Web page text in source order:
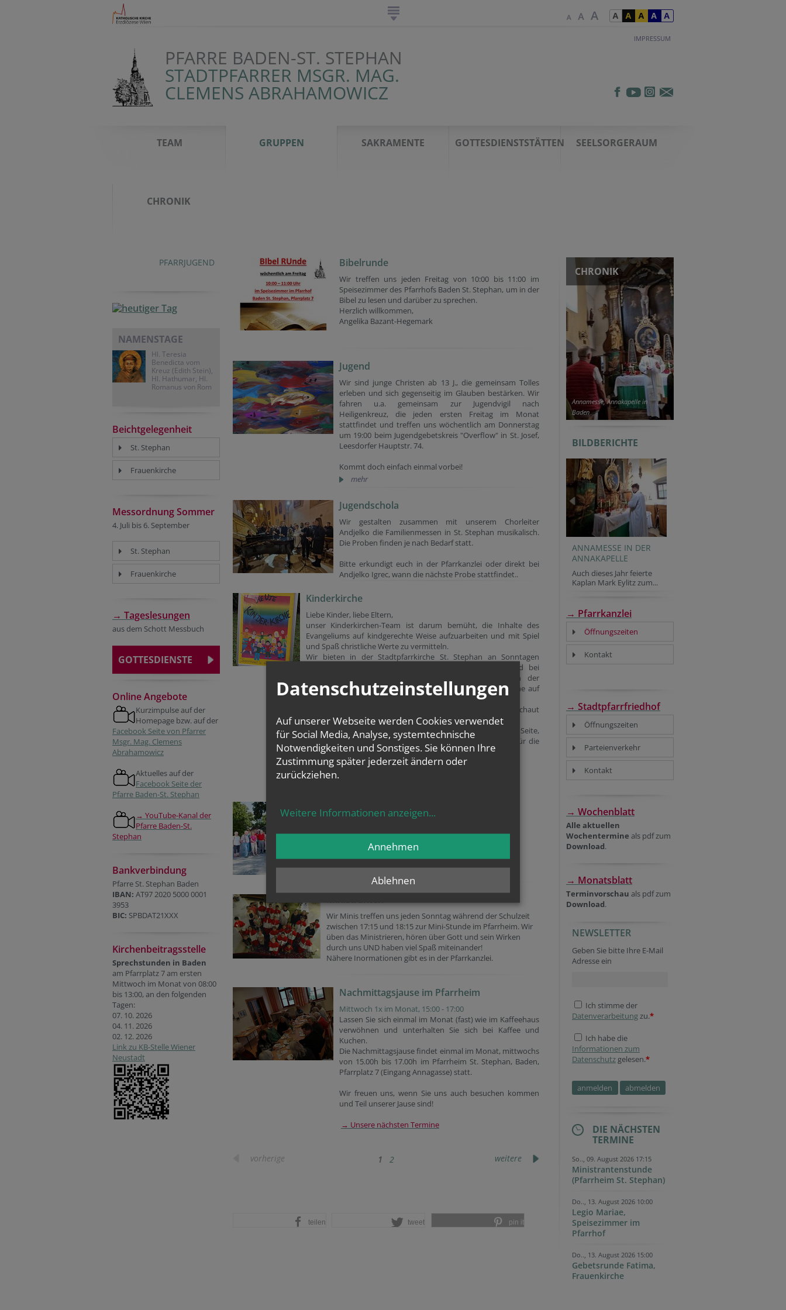
IMPRESSUM
PFARRE BADEN-ST. STEPHAN
STADTPFARRER MSGR. MAG.
CLEMENS ABRAHAMOWICZ
TEAM GRUPPEN SAKRAMENTE GOTTESDIENSTSTÄTTEN SEELSORGERAUM
CHRONIK
PFARRJUGEND
NAMENSTAGE
Hl. Teresia
Benedicta vom
Kreuz (Edith Stein),
Hl. Hathumar, Hl.
Romanus von Rom
Beichtgelegenheit
St. Stephan
Frauenkirche
Messordnung Sommer
4. Juli bis 6. September
St. Stephan
Frauenkirche
→ Tageslesungen
aus dem Schott Messbuch
GOTTESDIENSTE
Online Angebote
Kurzimpulse auf der
Homepage bzw. auf der
Facebook Seite von Pfarrer
Msgr. Mag. Clemens
Abrahamowicz
Aktuelles auf der
Facebook Seite der
Pfarre Baden-St. Stephan
→ YouTube-Kanal der
Pfarre Baden-St.
Stephan
Bankverbindung
Pfarre St. Stephan Baden
IBAN: AT97 2020 5000 0001
3953
BIC: SPBDAT21XXX
Kirchenbeitragsstelle
Sprechstunden in Baden
am Pfarrplatz 7 am ersten
Mittwoch im Monat von 08:00
bis 13:00, an den folgenden
Tagen:
07. 10. 2026
04. 11. 2026
02. 12. 2026
Link zu KB-Stelle Wiener
Neustadt
Bibelrunde
Wir treffen uns jeden Freitag von 10:00 bis 11:00 im
Speisezimmer des Pfarrhofs Baden St. Stephan, um in der
Bibel zu lesen und darüber zu sprechen.
Herzlich willkommen,
Angelika Bazant-Hegemark
Jugend
Wir sind junge Christen ab 13 J., die gemeinsam Tolles
erleben und sich gegenseitig im Glauben bestärken. Wir
fahren u.a. gemeinsam zur Jugendvigil nach
Heiligenkreuz, die jeden ersten Freitag im Monat
stattfindet und treffen uns wöchentlich am Donnerstag
um 19:00 beim Jugendgebetskreis "Overflow" in St. Josef,
Leesdorfer Hauptstr. 74.
Kommt doch einfach einmal vorbei!
mehr
Jugendschola
Wir gestalten zusammen mit unserem Chorleiter
Andjelko die Familienmessen in St. Stephan musikalisch.
Die Proben finden je nach Bedarf statt.
Bitte erkundigt euch in der Pfarrkanzlei oder direkt bei
Andjelko Igrec, wann die nächste Probe stattfindet..
Kinderkirche
Liebe Kinder, liebe Eltern,
unser Kinderkirchen-Team ist darum bemüht, die Inhalte des
Evangeliums auf kindgerechte Weise aufzuarbeiten und mit Spiel
und Spaß christliche Werte zu vermitteln.
Wir bieten in der Stadtpfarrkirche St. Stephan an Sonntagen
während der 09:15-Messe (außer in den Schulferien und bei
Familiengottesdiensten) einen Kinder-Wortgottesdienst in der
Sakristei an. Treffpunkt ist kurz vor Messbeginn in der Kirche auf
den Kinderbänken vor dem Altar.
Wenn Ihr das Schild am Pfarrplatz vor der Kirche seht, dann schaut
einfach einmal vorbei!
Außerdem gibt es in St. Stephan im Herz Jesus Schiff (linke Seite,
vorne) einen Kinderteppich mit Büchern und Malvorlagen für die
Jüngsten.
Unsere nächsten Termine:
Kirchenchor
dereigenen Homepage.
Wir Minis treffen uns jeden Sonntag während der Schulzeit
zwischen 17:15 und 18:15 zur Mini-Stunde im Pfarrheim. Wir
üben das Ministrieren, hören über Gott und sein Wirken
durch uns UND haben viel Spaß miteinander!
Nähere Inormationen gibt es in der Pfarrkanzlei.
Nachmittagsjause im Pfarrheim
Mittwoch 1x im Monat, 15:00 - 17:00
Lassen Sie sich einmal im Monat (fast) wie im Kaffeehaus
verwöhnen und unterhalten Sie sich bei Kaffee und
Kuchen.
Die Nachmittagsjause findet einmal im Monat, mittwochs
von 15.00h bis 17.00h im Pfarrheim St. Stephan, Baden,
Pfarrplatz 7 (Eingang Annagasse) statt.
Wir freuen uns, wenn Sie uns auch besuchen kommen
und Teil unserer Jause sind!
→ Unsere nächsten Termine
vorherige 1 2 weitere
teilen tweet pin it
CHRONIK
Annamesse, Annakapelle in
Baden
BILDBERICHTE
ANNAMESSE IN DER
ANNAKAPELLE
Auch dieses Jahr feierte
Kaplan Mark Eylitz zum...
→ Pfarrkanzlei
Öffnungszeiten
Kontakt
→ Stadtpfarrfriedhof
Öffnungszeiten
Parteienverkehr
Kontakt
→ Wochenblatt
Alle aktuellen
Wochentermine als pdf zum
Download.
→ Monatsblatt
Terminvorschau als pdf zum
Download.
NEWSLETTER
Geben Sie bitte Ihre E-Mail
Adresse ein
Ich stimme der
Datenverarbeitungzu.*
Ich habe die
Informationen zum
Datenschutz gelesen.*
DIE NÄCHSTEN
TERMINE
So.., 09. August 2026 17:15
Ministrantenstunde
(Pfarrheim St. Stephan)
Do.., 13. August 2026 10:00
Legio Mariae,
Speisezimmer im
Pfarrhof
Do.., 13. August 2026 15:00
Gebetsrunde Fatima,
Frauenkirche
Datenschutzeinstellungen
Auf unserer Webseite werden Cookies verwendet
für Social Media, Analyse, systemtechnische
Notwendigkeiten und Sonstiges. Sie können Ihre
Zustimmung später jederzeit ändern oder
zurückziehen.
Weitere Informationen anzeigen...
Ablehnen
Annehmen